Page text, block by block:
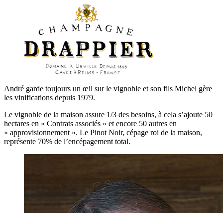
André garde toujours un œil sur le vignoble et son fils Michel gère
les vinifications depuis 1979.
Le vignoble de la maison assure 1/3 des besoins, à cela s’ajoute 50
hectares en « Contrats associés » et encore 50 autres en
« approvisionnement ». Le Pinot Noir, cépage roi de la maison,
représente 70% de l’encépagement total.